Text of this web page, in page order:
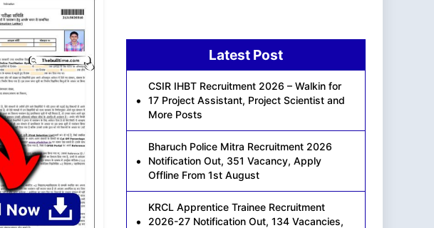
Latest Post
CSIR IHBT Recruitment 2026 – Walkin for
17 Project Assistant, Project Scientist and
More Posts
Bharuch Police Mitra Recruitment 2026
Notification Out, 351 Vacancy, Apply
Offline From 1st August
KRCL Apprentice Trainee Recruitment
2026-27 Notification Out, 134 Vacancies,